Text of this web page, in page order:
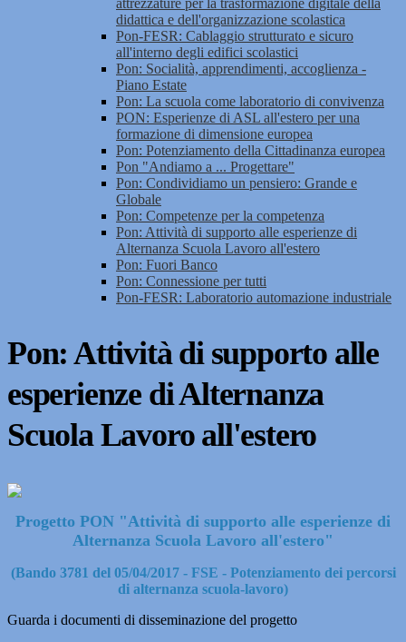
attrezzature per la trasformazione digitale della
didattica e dell'organizzazione scolastica
Pon-FESR: Cablaggio strutturato e sicuro
all'interno degli edifici scolastici
Pon: Socialità, apprendimenti, accoglienza -
Piano Estate
Pon: La scuola come laboratorio di convivenza
PON: Esperienze di ASL all'estero per una
formazione di dimensione europea
Pon: Potenziamento della Cittadinanza europea
Pon "Andiamo a ... Progettare"
Pon: Condividiamo un pensiero: Grande e
Globale
Pon: Competenze per la competenza
Pon: Attività di supporto alle esperienze di
Alternanza Scuola Lavoro all'estero
Pon: Fuori Banco
Pon: Connessione per tutti
Pon-FESR: Laboratorio automazione industriale
Pon: Attività di supporto alle
esperienze di Alternanza
Scuola Lavoro all'estero
Progetto PON "Attività di supporto alle esperienze di
Alternanza Scuola Lavoro all'estero"
(Bando 3781 del 05/04/2017 - FSE - Potenziamento dei percorsi
di alternanza scuola-lavoro)
Guarda i documenti di disseminazione del progetto